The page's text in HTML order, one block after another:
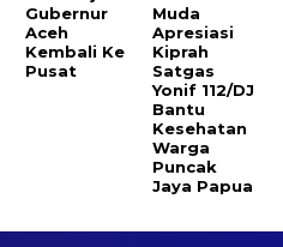
Gubernur
Aceh
Kembali Ke
Pusat
Muda
Apresiasi
Kiprah
Satgas
Yonif 112/DJ
Bantu
Kesehatan
Warga
Puncak
Jaya Papua